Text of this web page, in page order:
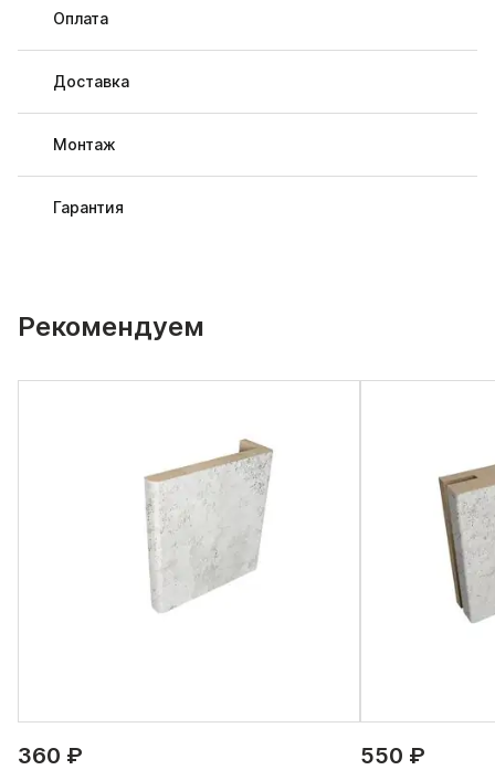
Оплата
Доставка
Монтаж
Гарантия
Рекомендуем
360 ₽ 550 ₽